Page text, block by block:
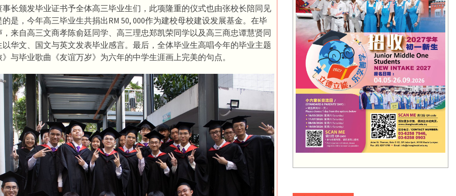
长颁发毕业证书予全体高三毕业生们，此项隆重的仪式也由张校长陪同见
是，今年高三毕业生共捐出RM 50, 000作为建校母校建设发展基金。在毕
来自高三文商孝陈俞廷同学、高三理忠郑凯荣同学以及高三商忠谭慧贤同
华文、国文与英文发表毕业感言。最后，全体毕业生高唱今年的毕业主题
与毕业歌曲《友谊万岁》为六年的中学生涯画上完美的句点。